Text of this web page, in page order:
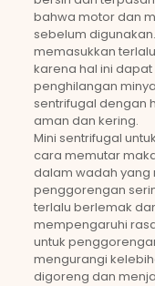
bahwa motor dan
sebelum
memasukkan
karena hal ini
penghilangan
sentrifugal dengan
aman dan kering.
Mini sentrifugal
cara memutar
dalam wadah yang
penggorengan
terlalu berlemak
mempengaruhi
untuk
mengurangi
digoreng dan